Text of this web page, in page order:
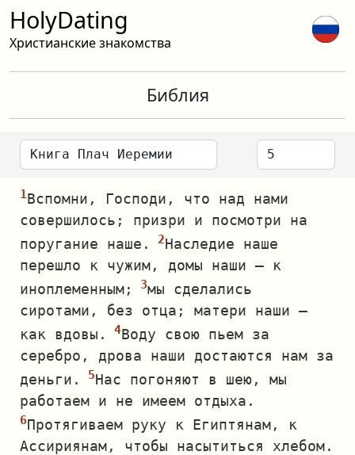
HolyDating
Христианские знакомства
Библия
Вспомни, Господи, что над нами
совершилось; призри и посмотри на
поругание наше.
Наследие наше
перешло к чужим, домы наши — к
иноплеменным;
мы сделались
сиротами, без отца; матери наши —
как вдовы.
Воду свою пьем за
серебро, дрова наши достаются нам за
деньги.
Нас погоняют в шею, мы
работаем и не имеем отдыха.
Протягиваем руку к Египтянам, к
Ассириянам, чтобы насытиться хлебом.